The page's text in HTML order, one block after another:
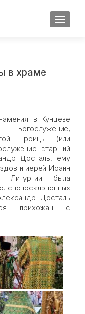
в храме
в Кунцеве
Троицы (или
старший
Досталь, ему
и иерей Иоанн
Литургии была
Досталь
прихожан с